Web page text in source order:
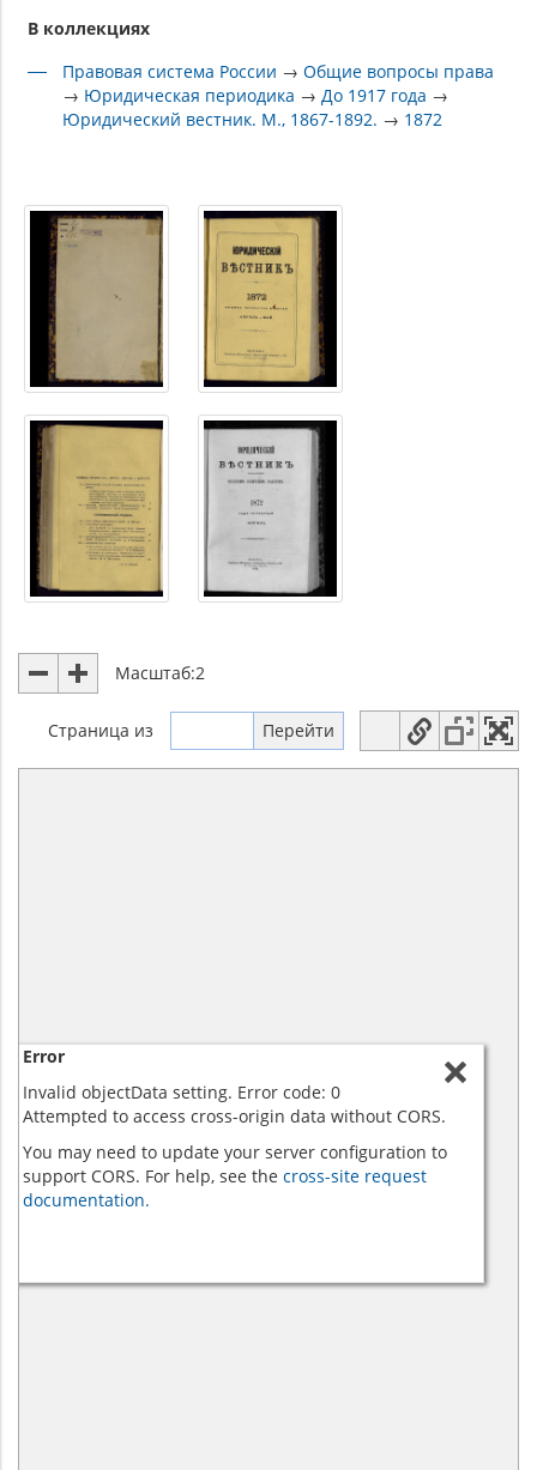
В коллекциях
Правовая система России →Общие вопросы права
→ Юридическая периодика → До 1917 года →
Юридический вестник. М., 1867-1892. → 1872
Масштаб:2
Страница из
Error
Invalid objectData setting. Error code: 0
Attempted to access cross-origin data without CORS.
You may need to update your server configuration to
support CORS. For help, see the cross-site request
documentation.